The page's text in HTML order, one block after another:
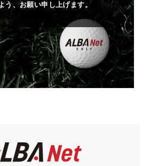
う、お願い申し上げます。